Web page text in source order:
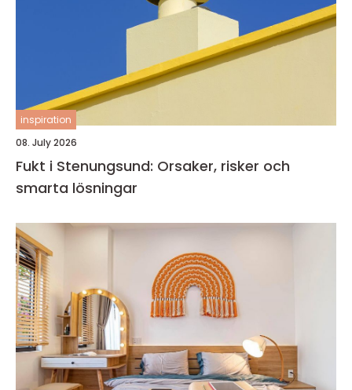
inspiration
08. July 2026
Fukt i Stenungsund: Orsaker, risker och
smarta lösningar